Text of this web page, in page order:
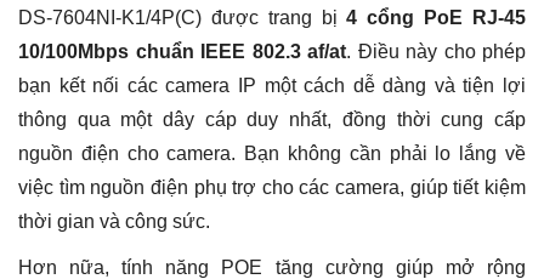
DS-7604NI-K1/4P(C) được trang bị4 cổng PoE RJ-45
10/100Mbps chuẩn IEEE 802.3 af/at. Điều này cho phép
bạn kết nối các camera IP một cách dễ dàng và tiện lợi
thông qua một dây cáp duy nhất, đồng thời cung cấp
nguồn điện cho camera. Bạn không cần phải lo lắng về
việc tìm nguồn điện phụ trợ cho các camera, giúp tiết kiệm
thời gian và công sức.
Hơn nữa, tính năng POE tăng cường giúp mở rộng